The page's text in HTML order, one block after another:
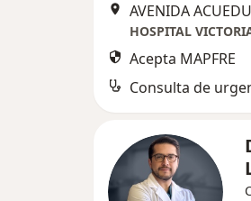
AVENIDA
Acepta MAPFRE
Consulta de